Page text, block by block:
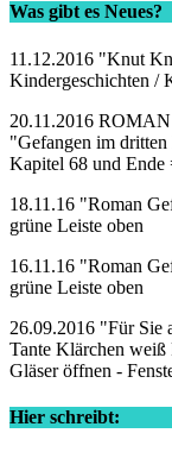
Was gibt es Neues?
11.12.2016 "Knut
Kindergeschichten /
20.11.2016
"Gefangen im
Kapitel 68 und Ende
18.11.16 "Roman
grüne Leiste oben
16.11.16 "Roman
grüne Leiste oben
26.09.2016 "Für Sie
Tante Klärchen weiß
Gläser öffnen -
Hier schreibt: